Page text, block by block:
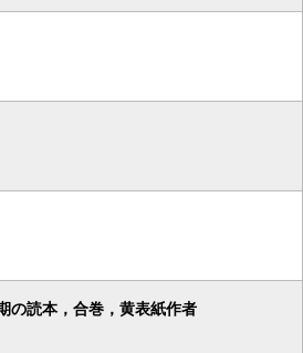
の読本，合巻，黄表紙作者